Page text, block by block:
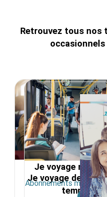
Retrouvez tous
Je voyage de
temps
Je voyage
Abonnements mensuels